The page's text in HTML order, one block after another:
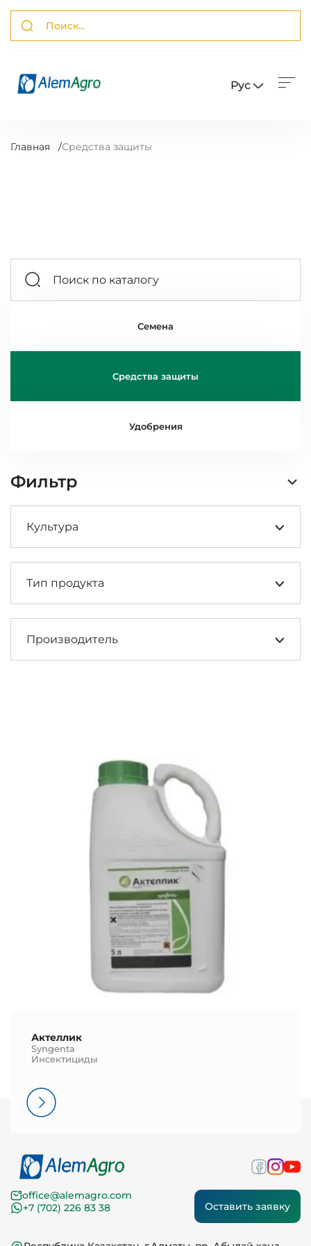
Рус
Главная /Средства защиты
Семена
Средства защиты
Удобрения
Фильтр
Культура
Тип продукта
Производитель
Актеллик
Syngenta
Инсектициды
office@alemagro.com
+7 (702) 226 83 38
Оставить заявку